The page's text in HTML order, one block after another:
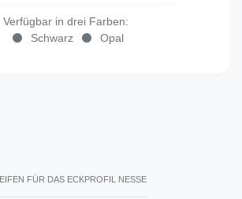
Verfügbar in drei Farben:
Schwarz
Opal
FÜR DAS ECKPROFIL NESSE